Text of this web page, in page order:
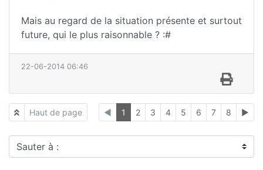
Mais au regard de la situation présente et surtout
future, qui le plus raisonnable ? :#
22-06-2014 06:46
Haut de page ◄ 1 2 3 4 5 6 7 8 ►
Sauter à :